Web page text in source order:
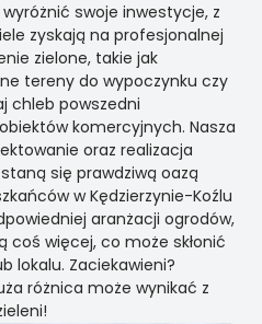
swoje inwestycje, z
zyskają na profesjonalnej
zielone, takie jak
tereny do wypoczynku czy
chleb powszedni
komercyjnych. Nasza
oraz realizacja
się prawdziwą oazą
w Kędzierzynie-Koźlu
aranżacji ogrodów,
więcej, co może skłonić
lokalu. Zaciekawieni?
różnica może wynikać z